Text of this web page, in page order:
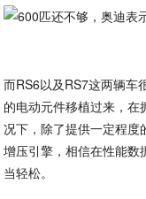
而RS6以及RS7这两辆车
的电动元件移植过来，
况下，除了提供一定程
增压引擎，相信在性能
当轻松。